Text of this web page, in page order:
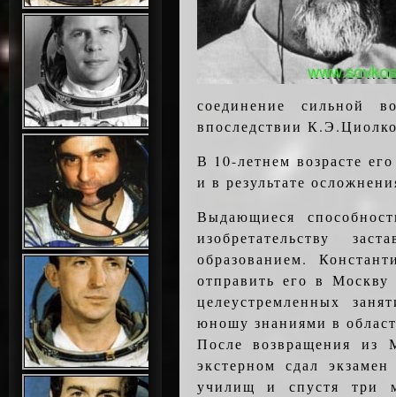
соединение сильной
впоследствии
В 10-летнем возрасте
и в результате
Выдающиеся
изобретательству
образованием.
отправить его в
целеустремленных
юношу знаниями в
После возвращения из
экстерном сдал
училищ и спустя три